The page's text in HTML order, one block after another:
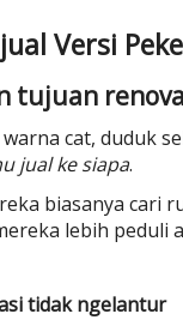
Versi
tujuan
cat, duduk
jual ke siapa.
biasanya cari
lebih peduli
tidak ngelantur